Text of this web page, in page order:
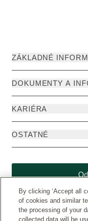
ZÁKLADNÉ
DOKUMENTY A
KARIÉRA
OSTATNÉ
By clicking ‘Accept all
of cookies and similar
the processing of your
collected data will be